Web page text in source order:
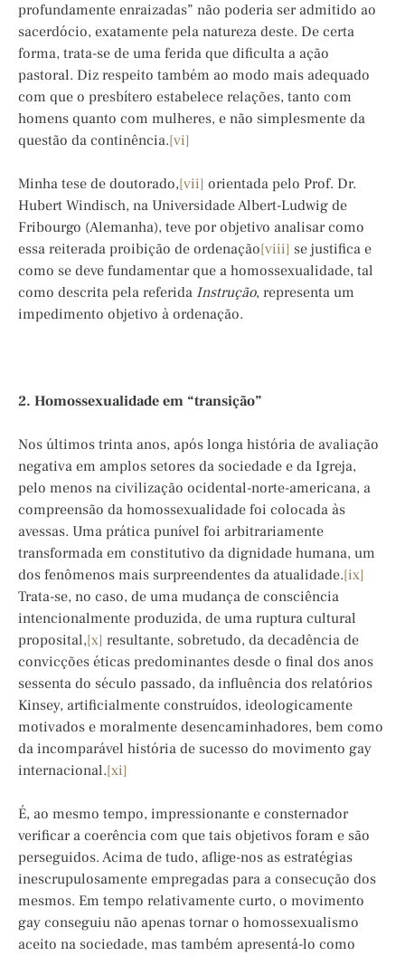
profundamente enraizadas” não poderia ser admitido ao
sacerdócio, exatamente pela natureza deste. De certa
forma, trata-se de uma ferida que dificulta a ação
pastoral. Diz respeito também ao modo mais adequado
com que o presbítero estabelece relações, tanto com
homens quanto com mulheres, e não simplesmente da
questão da continência.[vi]
Minha tese de doutorado,[vii] orientada pelo Prof. Dr.
Hubert Windisch, na Universidade Albert-Ludwig de
Fribourgo (Alemanha), teve por objetivo analisar como
essa reiterada proibição de ordenação[viii] se justifica e
como se deve fundamentar que a homossexualidade, tal
como descrita pela referida Instrução, representa um
impedimento objetivo à ordenação.
2. Homossexualidade em “transição”
Nos últimos trinta anos, após longa história de avaliação
negativa em amplos setores da sociedade e da Igreja,
pelo menos na civilização ocidental-norte-americana, a
compreensão da homossexualidade foi colocada às
avessas. Uma prática punível foi arbitrariamente
transformada em constitutivo da dignidade humana, um
dos fenômenos mais surpreendentes da atualidade.[ix]
Trata-se, no caso, de uma mudança de consciência
intencionalmente produzida, de uma ruptura cultural
proposital,[x] resultante, sobretudo, da decadência de
convicções éticas predominantes desde o final dos anos
sessenta do século passado, da influência dos relatórios
Kinsey, artificialmente construídos, ideologicamente
motivados e moralmente desencaminhadores, bem como
da incomparável história de sucesso do movimento gay
internacional.[xi]
É, ao mesmo tempo, impressionante e consternador
verificar a coerência com que tais objetivos foram e são
perseguidos. Acima de tudo, aflige-nos as estratégias
inescrupulosamente empregadas para a consecução dos
mesmos. Em tempo relativamente curto, o movimento
gay conseguiu não apenas tornar o homossexualismo
aceito na sociedade, mas também apresentá-lo como